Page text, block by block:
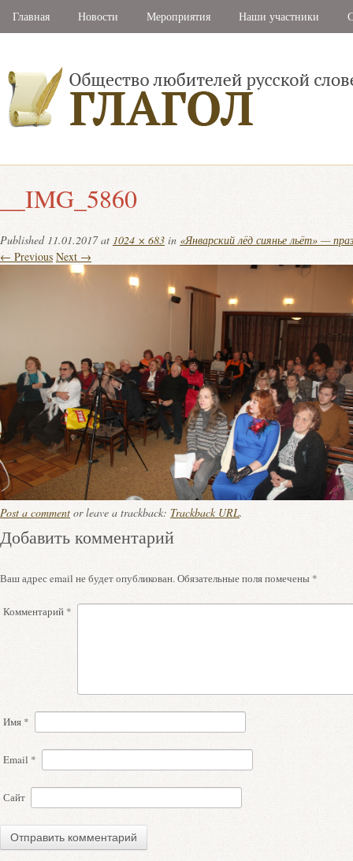
Главная Новости Мероприятия Наши участники
__IMG_5860
Published 11.01.2017at 1024 × 683 in «Январский лёд сиянье льёт» —
← Previous Next →
Post a comment or leave a trackback: Trackback URL.
Добавить комментарий
Ваш адрес email не будет опубликован.Обязательные поля помечены *
Комментарий *
Имя *
Email *
Сайт